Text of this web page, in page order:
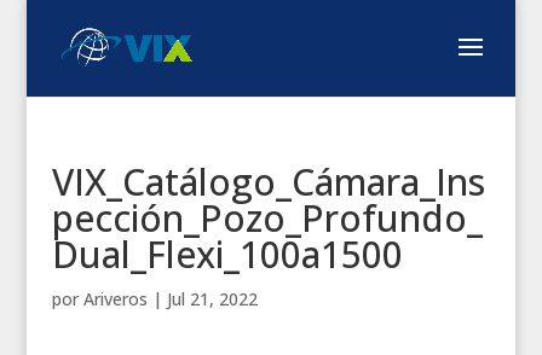
VIX_Catálogo_Cámara_Ins
pección_Pozo_Profundo_
Dual_Flexi_100a1500
por Ariveros | Jul 21, 2022